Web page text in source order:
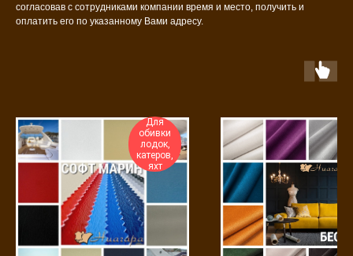
согласовав с сотрудниками компании время и место, получить и
оплатить его по указанному Вами адресу.
Для
обивки
лодок,
катеров,
яхт